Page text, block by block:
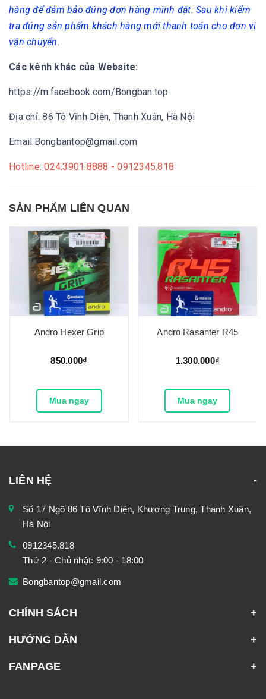
hàng để đảm bảo đúng đơn hàng mình đặt. Sau khi kiểm
tra đúng sản phẩm khách hàng mới thanh toán cho đơn vị
vận chuyển.
Các kênh khác của Website:
https://m.facebook.com/Bongban.top
Địa chỉ: 86 Tô Vĩnh Diện, Thanh Xuân, Hà Nội
Email:Bongbantop@gmail.com
Hotline: 024.3901.8888 - 0912345.818
SẢN PHẨM LIÊN QUAN
Andro Hexer Grip
850.000₫
Mua ngay
Andro Rasanter R45
1.300.000₫
Mua ngay
LIÊN HỆ
Số 17 Ngõ 86 Tô Vĩnh Diện, Khương Trung, Thanh Xuân,
Hà Nội
0912345.818
Thứ 2 - Chủ nhật: 9:00 - 18:00
Bongbantop@gmail.com
CHÍNH SÁCH
HƯỚNG DẪN
FANPAGE